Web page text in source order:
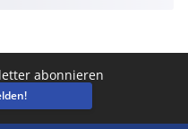
abonnieren